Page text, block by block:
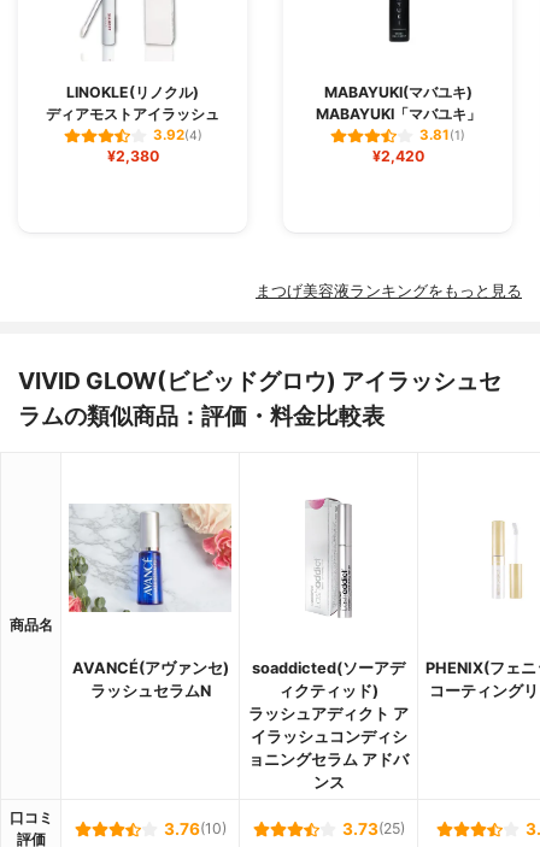
LINOKLE(リノクル)
ディアモストアイラッシュ
3.92(4)
¥2,380
MABAYUKI(マバユキ)
MABAYUKI「マバユキ」
3.81(1)
¥2,420
まつげ美容液ランキングをもっと見る
VIVID GLOW(ビビッドグロウ) アイラッシュセ
ラムの類似商品：評価・料金比較表
商品名
AVANCÉ(アヴァンセ)
ラッシュセラムN
soaddicted(ソーアデ
ィクティッド)
ラッシュアディクト ア
イラッシュコンディシ
ョニングセラム アドバ
ンス
PHENIX(フェ
コーティング
口コミ
評価
3.76(10) 3.73(25)